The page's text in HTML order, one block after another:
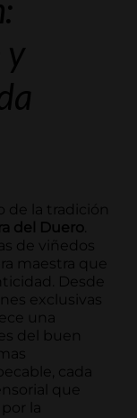
y
de la tradición
del Duero
de viñedos
maestra que
Desde
exclusivas
una
del buen
cada
que
la